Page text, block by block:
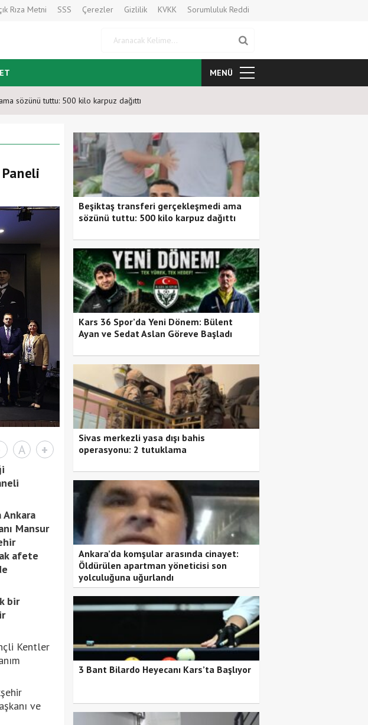
Rıza Metni SSS Çerezler Gizlilik KVKK Sorumluluk Reddi
MENÜ
sözünü tuttu: 500 kilo karpuz dağıttı
A +
Ankara
Mansur
afete
bir
Kentler
ve
Beşiktaş transferi gerçekleşmedi ama
sözünü tuttu: 500 kilo karpuz dağıttı
Kars 36 Spor’da Yeni Dönem: Bülent
Ayan ve Sedat Aslan Göreve Başladı
Sivas merkezli yasa dışı bahis
operasyonu: 2 tutuklama
Ankara’da komşular arasında cinayet:
Öldürülen apartman yöneticisi son
yolculuğuna uğurlandı
3 Bant Bilardo Heyecanı Kars’ta Başlıyor